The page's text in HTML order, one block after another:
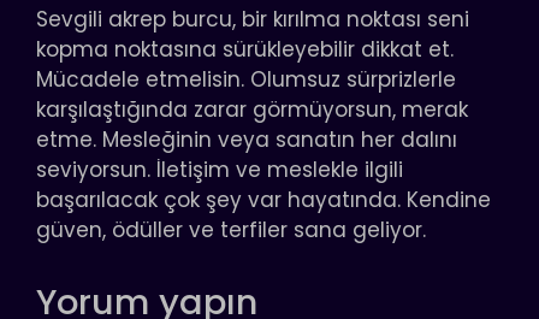
Sevgili akrep burcu, bir kırılma noktası seni
kopma noktasına sürükleyebilir dikkat et.
Mücadele etmelisin. Olumsuz sürprizlerle
karşılaştığında zarar görmüyorsun, merak
etme. Mesleğinin veya sanatın her dalını
seviyorsun. İletişim ve meslekle ilgili
başarılacak çok şey var hayatında. Kendine
güven, ödüller ve terfiler sana geliyor.
Yorum yapın